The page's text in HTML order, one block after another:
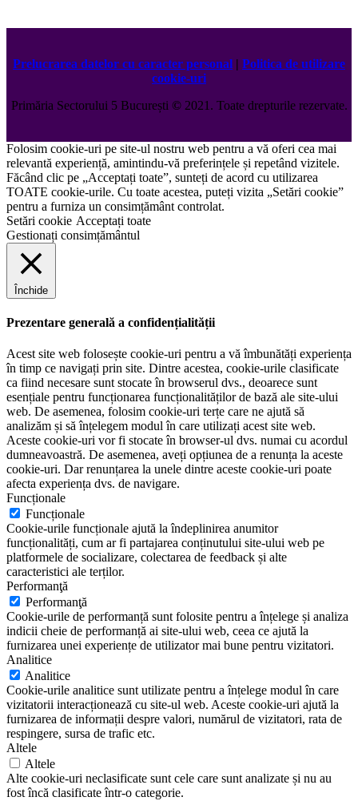
Prelucrarea datelor cu caracter personal | Politica de utilizare
cookie-uri
Primăria Sectorului 5 București ©️2021. Toate drepturile rezervate.
Folosim cookie-uri pe site-ul nostru web pentru a vă oferi cea mai
relevantă experiență, amintindu-vă preferințele și repetând vizitele.
Făcând clic pe „Acceptați toate”, sunteți de acord cu utilizarea
TOATE cookie-urile. Cu toate acestea, puteți vizita „Setări cookie”
pentru a furniza un consimțământ controlat.
Setări cookie Acceptați toate
Gestionați consimțământul
Închide
Prezentare generală a confidențialității
Acest site web folosește cookie-uri pentru a vă îmbunătăți experiența
în timp ce navigați prin site. Dintre acestea, cookie-urile clasificate
ca fiind necesare sunt stocate în browserul dvs., deoarece sunt
esențiale pentru funcționarea funcționalităților de bază ale site-ului
web. De asemenea, folosim cookie-uri terțe care ne ajută să
analizăm și să înțelegem modul în care utilizați acest site web.
Aceste cookie-uri vor fi stocate în browser-ul dvs. numai cu acordul
dumneavoastră. De asemenea, aveți opțiunea de a renunța la aceste
cookie-uri. Dar renunțarea la unele dintre aceste cookie-uri poate
afecta experiența dvs. de navigare.
Funcționale
Funcționale
Cookie-urile funcționale ajută la îndeplinirea anumitor
funcționalități, cum ar fi partajarea conținutului site-ului web pe
platformele de socializare, colectarea de feedback și alte
caracteristici ale terților.
Performanţă
Performanţă
Cookie-urile de performanță sunt folosite pentru a înțelege și analiza
indicii cheie de performanță ai site-ului web, ceea ce ajută la
furnizarea unei experiențe de utilizator mai bune pentru vizitatori.
Analitice
Analitice
Cookie-urile analitice sunt utilizate pentru a înțelege modul în care
vizitatorii interacționează cu site-ul web. Aceste cookie-uri ajută la
furnizarea de informații despre valori, numărul de vizitatori, rata de
respingere, sursa de trafic etc.
Altele
Altele
Alte cookie-uri neclasificate sunt cele care sunt analizate și nu au
fost încă clasificate într-o categorie.